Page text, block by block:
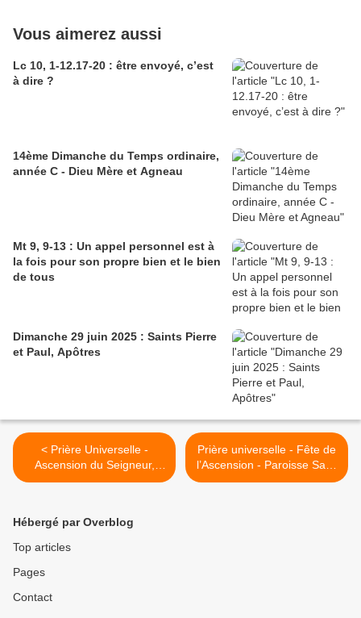
Vous aimerez aussi
Lc 10, 1-12.17-20 : être envoyé, c’est
à dire ?
14ème Dimanche du Temps ordinaire,
année C - Dieu Mère et Agneau
Mt 9, 9-13 : Un appel personnel est à
la fois pour son propre bien et le bien
de tous
Dimanche 29 juin 2025 : Saints Pierre
et Paul, Apôtres
< Prière Universelle -
Ascension du Seigneur,
année C : 29 mai 2025 -
Montagnac
Prière universelle - Fête de
l’Ascension - Paroisse Saint
François en Forez, Diocèse
Hébergé par Overblog
Top articles
Pages
Contact